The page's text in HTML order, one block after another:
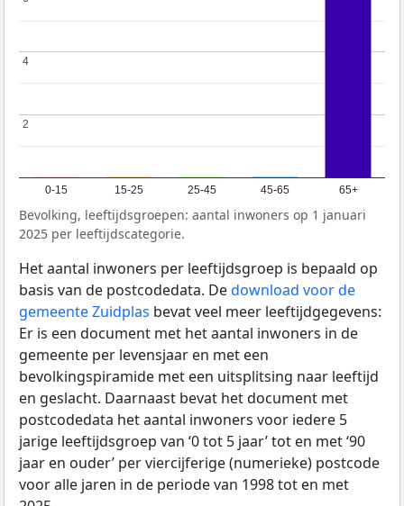
0-15 15-25 25-45 45-65 65+
2
2
4
4
Bevolking, leeftijdsgroepen: aantal inwoners op 1 januari
2025 per leeftijdscategorie.
Het aantal inwoners per leeftijdsgroep is bepaald op
basis van de postcodedata. Dedownload voor de
gemeente Zuidplas bevat veel meer leeftijdgegevens:
Er is een document met het aantal inwoners in de
gemeente per levensjaar en met een
bevolkingspiramide met een uitsplitsing naar leeftijd
en geslacht. Daarnaast bevat het document met
postcodedata het aantal inwoners voor iedere 5
jarige leeftijdsgroep van ‘0 tot 5 jaar’ tot en met ‘90
jaar en ouder’ per viercijferige (numerieke) postcode
voor alle jaren in de periode van 1998 tot en met